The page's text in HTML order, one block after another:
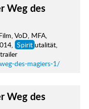
Weg des
VoD, MFA,
Spirit utalität,
des-magiers-1/
Weg des